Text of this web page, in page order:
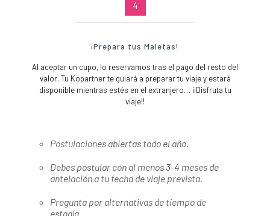
4
¡Prepara tus Maletas!
Al aceptar un cupo, lo reservamos tras el pago del resto del
valor. Tu Kopartner te guiará a preparar tu viaje y estará
disponible mientras estés en el extranjero… ¡¡Disfruta tu
viaje!!
Postulaciones abiertas todo el año.
Debes postular con al menos 3-4 meses de
antelación a tu fecha de viaje prevista.
Pregunta por alternativas de tiempo de
estadía.